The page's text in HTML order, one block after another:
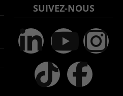
SUIVEZ-NOUS